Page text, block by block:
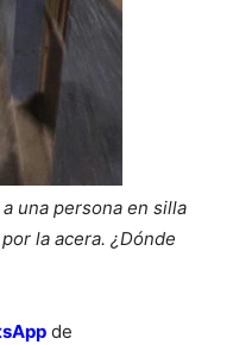
una persona en silla
la acera. ¿Dónde
de